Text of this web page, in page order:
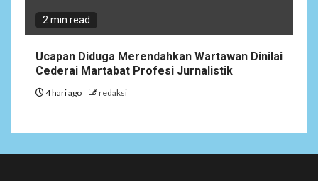
2 min read
Ucapan Diduga Merendahkan Wartawan Dinilai
Cederai Martabat Profesi Jurnalistik
4 hari ago redaksi